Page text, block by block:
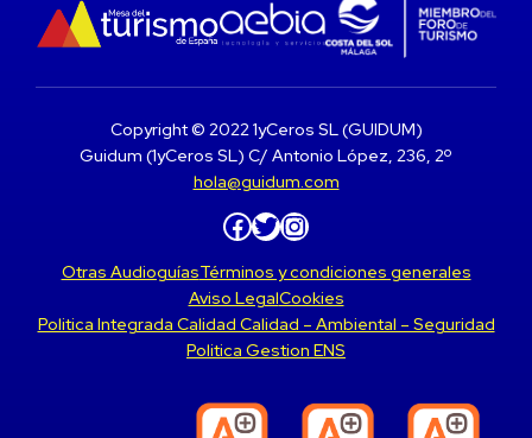
Copyright © 2022 1yCeros SL (GUIDUM)
Guidum (1yCeros SL) C/ Antonio López, 236, 2º
hola@guidum.com
Facebook Twitter Instagram
Otras AudioguíasTérminos y condiciones generales
Aviso LegalCookies
Politica Integrada Calidad Calidad – Ambiental – Seguridad
Politica Gestion ENS